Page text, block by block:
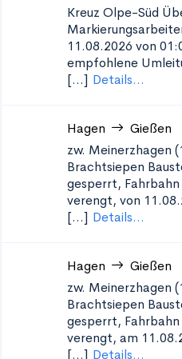
Kreuz Olpe-Süd
11.08.2026 von
empfohlene
[...] Details...
Hagen Gießen
zw. Meinerzhagen
Brachtsiepen
gesperrt,
verengt, von
[...] Details...
Hagen Gießen
zw. Meinerzhagen
Brachtsiepen
gesperrt,
verengt, am
[...] Details...